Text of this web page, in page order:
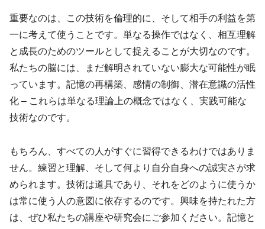
重要なのは、この技術を倫理的に、そして相手の利益を第
一に考えて使うことです。単なる操作ではなく、相互理解
と成長のためのツールとして捉えることが大切なのです。
私たちの脳には、まだ解明されていない膨大な可能性が眠
っています。記憶の再構築、感情の制御、潜在意識の活性
化 – これらは単なる理論上の概念ではなく、実践可能な
技術なのです。
もちろん、すべての人がすぐに習得できるわけではありま
せん。練習と理解、そして何より自分自身への誠実さが求
められます。技術は道具であり、それをどのように使うか
は常に使う人の意図に依存するのです。興味を持たれた方
は、ぜひ私たちの講座や研究会にご参加ください。記憶と